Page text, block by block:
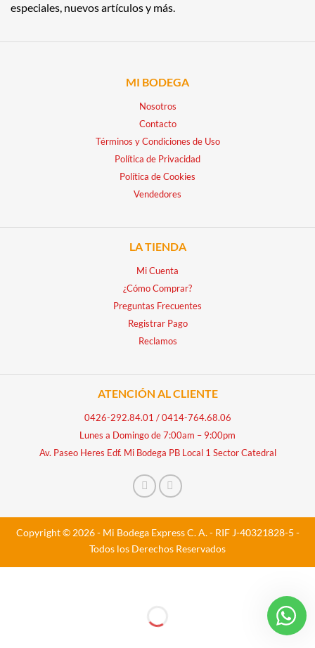
especiales, nuevos artículos y más.
MI BODEGA
Nosotros
Contacto
Términos y Condiciones de Uso
Política de Privacidad
Política de Cookies
Vendedores
LA TIENDA
Mi Cuenta
¿Cómo Comprar?
Preguntas Frecuentes
Registrar Pago
Reclamos
ATENCIÓN AL CLIENTE
0426-292.84.01 /0414-764.68.06
Lunes a Domingo de 7:00am – 9:00pm
Av. Paseo Heres Edf. Mi Bodega PB Local 1 Sector Catedral
Copyright © 2026 - Mi Bodega Express C. A. - RIF J-40321828-5 -
Todos los Derechos Reservados